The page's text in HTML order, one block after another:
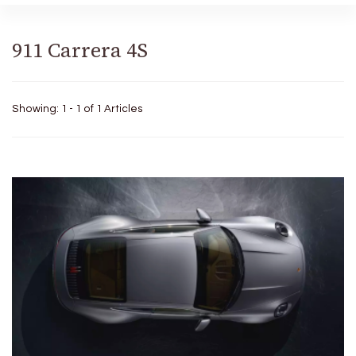
911 Carrera 4S
Showing: 1 - 1 of 1 Articles